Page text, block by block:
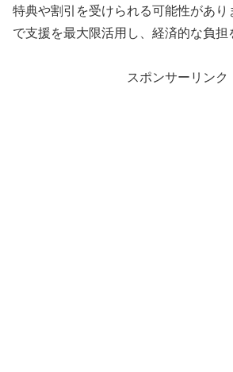
特典や割引を受けられる可能性があり
で支援を最大限活用し、経済的な負担
スポンサーリンク